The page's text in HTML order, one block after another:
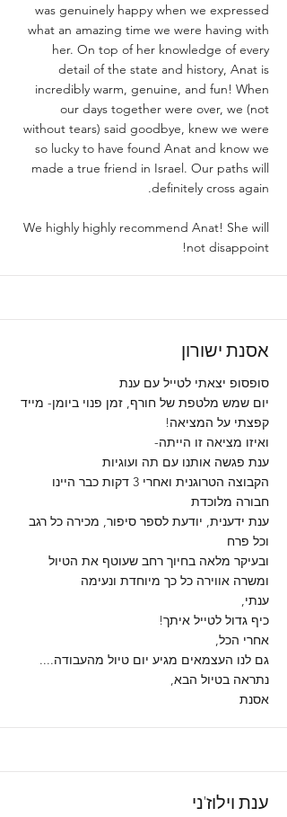
was genuinely happy when we expressed
what an amazing time we were having with
her. On top of her knowledge of every
detail of the state and history, Anat is
incredibly warm, genuine, and fun! When
our days together were over, we (not
without tears) said goodbye, knew we were
so lucky to have found Anat and know we
made a true friend in Israel. Our paths will
definitely cross again.
We highly highly recommend Anat! She will
not disappoint!
אסנת ישורון
סופסופ יצאתי לטייל עם ענת
יום שמש מלטפת של חורף, זמן פנוי ביומן- מייד
קפצתי על המציאה!
ואיזו מציאה זו הייתה-
ענת פגשה אותנו עם תה ועוגיות
הקבוצה הטרוגנית ואחרי 3 דקות כבר היינו
חבורה מלוכדת
ענת ידענית, יודעת לספר סיפור, מכירה כל רגב
וכל פרח
ובעיקר מלאה בחיוך רחב שעוטף את הטיול
ומשרה אווירה כל כך מיוחדת ונעימה
ענתי,
כיף גדול לטייל איתך!
אחרי הכל,
גם לנו העצמאים מגיע יום טיול מהעבודה....
נתראה בטיול הבא,
אסנת
ענת וילוז'ני